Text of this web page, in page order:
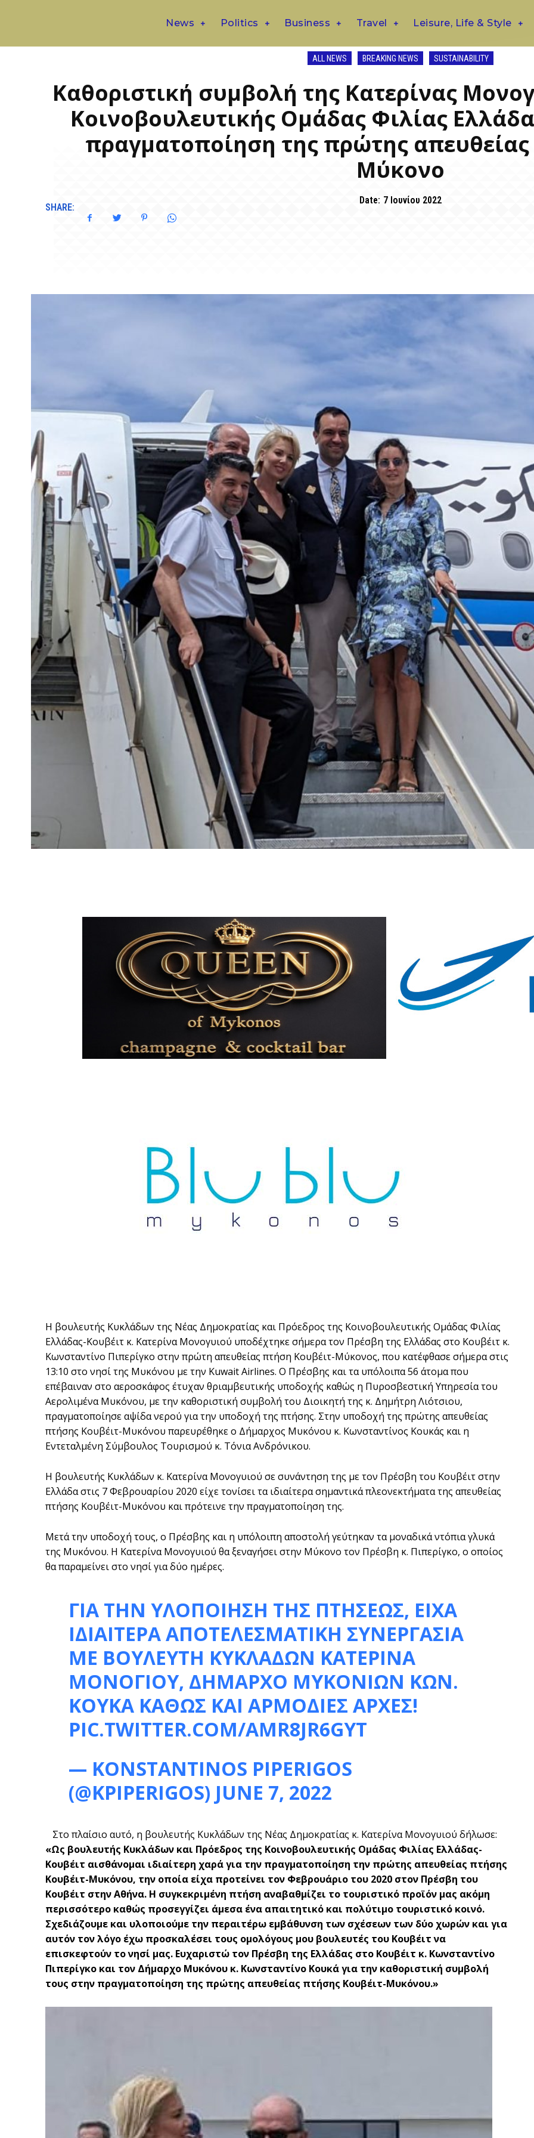
Sing up for our newsletter to stay in the loop.
News Politics Business Travel Leisure, Life & Style
ALL NEWS BREAKING NEWS SUSTAINABILITY
Καθοριστική συμβολή της Κατερίνας
Κοινοβουλευτικής Ομάδας Φιλίας
πραγματοποίηση της πρώτης
Μύκονο
Date: 7 Ιουνίου 2022
SHARE:
Η βουλευτής Κυκλάδων της Νέας Δημοκρατίας και Πρόεδρος της Κοινοβουλευτικής Ομάδας Φιλίας
Ελλάδας-Κουβέιτ κ. Κατερίνα Μονογυιού υποδέχτηκε σήμερα τον Πρέσβη της Ελλάδας στο Κουβέιτ κ.
Κωνσταντίνο Πιπερίγκο στην πρώτη απευθείας πτήση Κουβέιτ-Μύκονος, που κατέφθασε σήμερα στις
13:10 στο νησί της Μυκόνου με την Kuwait Airlines. Ο Πρέσβης και τα υπόλοιπα 56 άτομα που
επέβαιναν στο αεροσκάφος έτυχαν θριαμβευτικής υποδοχής καθώς η Πυροσβεστική Υπηρεσία του
Αερολιμένα Μυκόνου, με την καθοριστική συμβολή του Διοικητή της κ. Δημήτρη Λιότσιου,
πραγματοποίησε αψίδα νερού για την υποδοχή της πτήσης. Στην υποδοχή της πρώτης απευθείας
πτήσης Κουβέιτ-Μυκόνου παρευρέθηκε ο Δήμαρχος Μυκόνου κ. Κωνσταντίνος Κουκάς και η
Εντεταλμένη Σύμβουλος Τουρισμού κ. Τόνια Ανδρόνικου.
Η βουλευτής Κυκλάδων κ. Κατερίνα Μονογυιού σε συνάντηση της με τον Πρέσβη του Κουβέιτ στην
Ελλάδα στις 7 Φεβρουαρίου 2020 είχε τονίσει τα ιδιαίτερα σημαντικά πλεονεκτήματα της απευθείας
πτήσης Κουβέιτ-Μυκόνου και πρότεινε την πραγματοποίηση της.
Μετά την υποδοχή τους, ο Πρέσβης και η υπόλοιπη αποστολή γεύτηκαν τα μοναδικά ντόπια γλυκά
της Μυκόνου. Η Κατερίνα Μονογυιού θα ξεναγήσει στην Μύκονο τον Πρέσβη κ. Πιπερίγκο, ο οποίος
θα παραμείνει στο νησί για δύο ημέρες.
ΓΙΑ ΤΗΝ ΥΛΟΠΟΙΗΣΗ ΤΗΣ ΠΤΗΣΕΩΣ, ΕΙΧΑ
ΙΔΙΑΙΤΕΡΑ ΑΠΟΤΕΛΕΣΜΑΤΙΚΗ ΣΥΝΕΡΓΑΣΙΑ
ΜΕ ΒΟΥΛΕΥΤΗ ΚΥΚΛΑΔΩΝ ΚΑΤΕΡΙΝΑ
ΜΟΝΟΓΙΟΥ, ΔΗΜΑΡΧΟ ΜΥΚΟΝΙΩΝ ΚΩΝ.
ΚΟΥΚΑ ΚΑΘΩΣ ΚΑΙ ΑΡΜΟΔΙΕΣ ΑΡΧΕΣ!
PIC.TWITTER.COM/AMR8JR6GYT
— KONSTANTINOS PIPERIGOS
(@KPIPERIGOS) JUNE 7, 2022
Στο πλαίσιο αυτό, η βουλευτής Κυκλάδων της Νέας Δημοκρατίας κ. Κατερίνα Μονογυιού δήλωσε:
«Ως βουλευτής Κυκλάδων και Πρόεδρος της Κοινοβουλευτικής Ομάδας Φιλίας Ελλάδας-
Κουβέιτ αισθάνομαι ιδιαίτερη χαρά για την πραγματοποίηση την πρώτης απευθείας πτήσης
Κουβέιτ-Μυκόνου, την οποία είχα προτείνει τον Φεβρουάριο του 2020 στον Πρέσβη του
Κουβέιτ στην Αθήνα. Η συγκεκριμένη πτήση αναβαθμίζει το τουριστικό προϊόν μας ακόμη
περισσότερο καθώς προσεγγίζει άμεσα ένα απαιτητικό και πολύτιμο τουριστικό κοινό.
Σχεδιάζουμε και υλοποιούμε την περαιτέρω εμβάθυνση των σχέσεων των δύο χωρών και για
αυτόν τον λόγο έχω προσκαλέσει τους ομολόγους μου βουλευτές του Κουβέιτ να
επισκεφτούν το νησί μας. Ευχαριστώ τον Πρέσβη της Ελλάδας στο Κουβέιτ κ. Κωνσταντίνο
Πιπερίγκο και τον Δήμαρχο Μυκόνου κ. Κωνσταντίνο Κουκά για την καθοριστική συμβολή
τους στην πραγματοποίηση της πρώτης απευθείας πτήσης Κουβέιτ-Μυκόνου.»